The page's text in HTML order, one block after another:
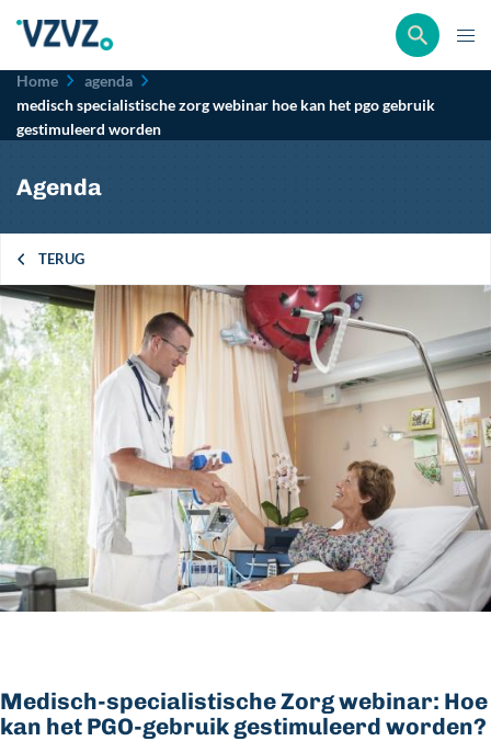
Kruimelpad
Home
agenda
medisch specialistische zorg webinar hoe kan het pgo gebruik
gestimuleerd worden
Agenda
TERUG
Medisch-specialistische Zorg webinar: Hoe
kan het PGO-gebruik gestimuleerd worden?